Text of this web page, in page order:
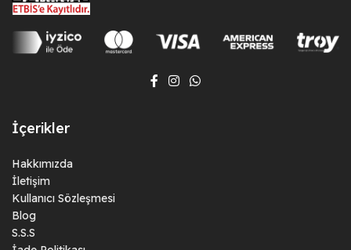
İçerikler
Hakkımızda
İletişim
Kullanıcı Sözleşmesi
Blog
S.S.S